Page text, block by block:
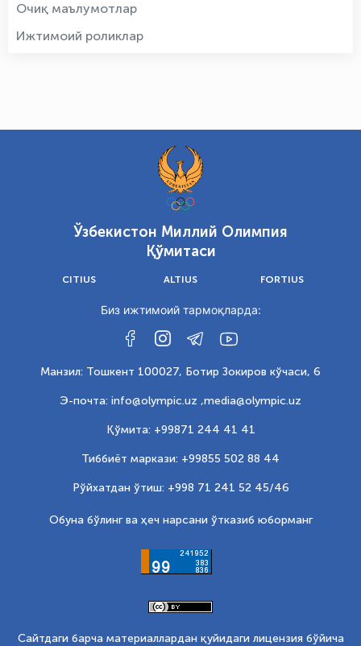
Очиқ маълумотлар
Ижтимоий роликлар
Ўзбекистон Миллий Олимпия
Қўмитаси
CITIUS ALTIUS FORTIUS
Биз ижтимоий тармоқларда:
Манзил: Тошкент 100027, Ботир Зокиров кўчаси, 6
Э-почта: info@olympic.uz ,media@olympic.uz
Қўмита: +99871 244 41 41
Тиббиёт маркази: +99855 502 88 44
Рўйхатдан ўтиш: +998 71 241 52 45/46
Обуна бўлинг ва ҳеч нарсани ўтказиб юборманг
Сайтдаги барча материаллардан қуйидаги лицензия бўйича